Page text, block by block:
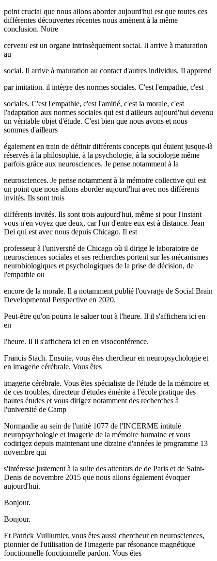
point crucial que nous allons aborder aujourd'hui est que toutes ces
différentes découvertes récentes nous amènent à la même
conclusion. Notre
cerveau est un organe intrinsèquement social. Il arrive à maturation
au
social. Il arrive à maturation au contact d'autres individus. Il apprend
par imitation. il intègre des normes sociales. C'est l'empathie, c'est
sociales. C'est l'empathie, c'est l'amitié, c'est la morale, c'est
l'adaptation aux normes sociales qui est d'ailleurs aujourd'hui devenu
un véritable objet d'étude. C'est bien que nous avons et nous
sommes d'ailleurs
également en train de définir différents concepts qui étaient jusque-là
réservés à la philosophie, à la psychologie, à la sociologie même
parfois grâce aux neurosciences. Je pense notamment à la
neurosciences. Je pense notamment à la mémoire collective qui est
un point que nous allons aborder aujourd'hui avec nos différents
invités. Ils sont trois
différents invités. Ils sont trois aujourd'hui, même si pour l'instant
vous n'en voyez que deux, car l'un d'entre eux est à distance. Jean
Dei qui est avec nous depuis Chicago. Il est
professeur à l'université de Chicago où il dirige le laboratoire de
neurosciences sociales et ses recherches portent sur les mécanismes
neurobiologiques et psychologiques de la prise de décision, de
l'empathie ou
encore de la morale. Il a notamment publié l'ouvrage de Social Brain
Developmental Perspective en 2020.
Peut-être qu'on pourra le saluer tout à l'heure. Il il s'affichera ici en
en
l'heure. Il il s'affichera ici en en visoconférence.
Francis Stach. Ensuite, vous êtes chercheur en neuropsychologie et
en imagerie cérébrale. Vous êtes
imagerie cérébrale. Vous êtes spécialiste de l'étude de la mémoire et
de ces troubles, directeur d'études émérite à l'école pratique des
hautes études et vous dirigez notamment des recherches à
l'université de Camp
Normandie au sein de l'unité 1077 de l'INCERME intitulé
neuropsychologie et imagerie de la mémoire humaine et vous
codirigez depuis maintenant une dizaine d'années le programme 13
novembre qui
s'intéresse justement à la suite des attentats de de Paris et de Saint-
Denis de novembre 2015 que nous allons également évoquer
aujourd'hui.
Bonjour.
Bonjour.
Et Patrick Vuillumier, vous êtes aussi chercheur en neurosciences,
pionnier de l'utilisation de l'imagerie par résonance magnétique
fonctionnelle fonctionnelle pardon. Vous êtes